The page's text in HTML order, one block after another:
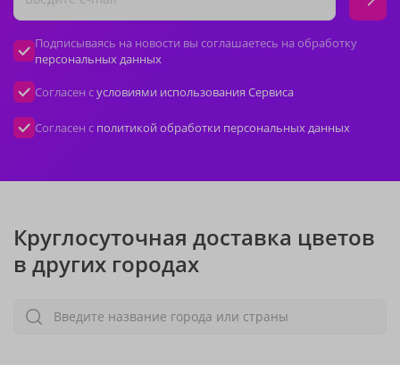
Подписываясь на новости вы соглашаетесь на обработку
персональных данных
Согласен сусловиями использования Сервиса
Согласен с политикой обработки персональных данных
Круглосуточная доставка цветов
в других городах
Введите название города или страны